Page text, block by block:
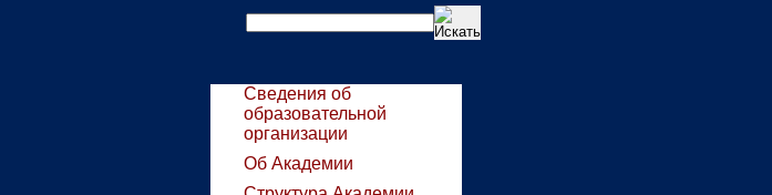
Сведения об
образовательной
организации
Об Академии